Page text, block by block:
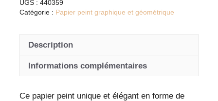
UGS : 440359
Catégorie : Papier peint graphique et géométrique
Description
Informations complémentaires
Ce papier peint unique et élégant en forme de